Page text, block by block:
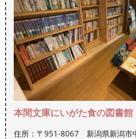
本間文庫にいがた食の図書館
住所：〒951-8067 新潟県新潟市